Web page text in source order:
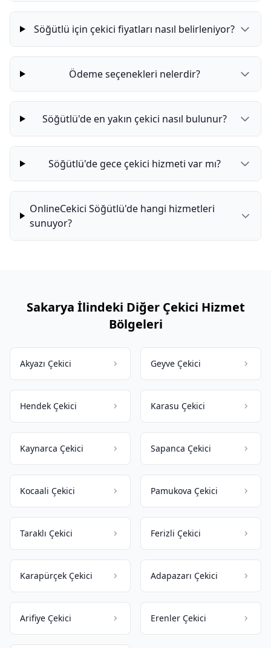
Söğütlü için çekici fiyatları nasıl belirleniyor?
Ödeme seçenekleri nelerdir?
Söğütlü'de en yakın çekici nasıl bulunur?
Söğütlü'de gece çekici hizmeti var mı?
OnlineCekici Söğütlü'de hangi hizmetleri
sunuyor?
Sakarya İlindeki Diğer Çekici Hizmet
Bölgeleri
Akyazı Çekici Geyve Çekici
Hendek Çekici Karasu Çekici
Kaynarca Çekici Sapanca Çekici
Kocaali Çekici Pamukova Çekici
Taraklı Çekici Ferizli Çekici
Karapürçek Çekici Adapazarı Çekici
Arifiye Çekici Erenler Çekici